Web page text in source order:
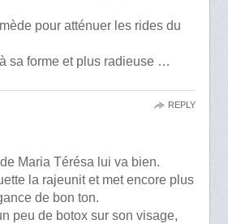
pour atténuer les rides du
sa forme et plus radieuse …
Maria Térésa lui va bien.
la rajeunit et met encore plus
de bon ton.
peu de botox sur son visage,
REPLY